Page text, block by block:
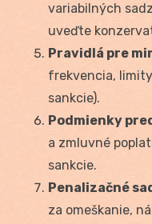
variabilných
uveďte
Pravidlá pre
frekvencia,
sankcie).
Podmienky
a zmluvné
sankcie.
Penalizačné
za omeškanie,